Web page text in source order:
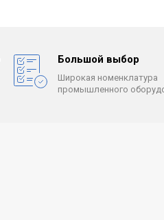
Большой выбор
Широкая номенклатура
промышленного